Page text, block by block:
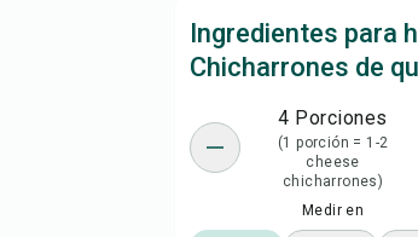
Ingredientes para
Chicharrones de
4 Porciones
(1 porción = 1-2
cheese
chicharrones)
Medir en